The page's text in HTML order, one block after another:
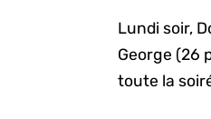
Lundi soir,
George (26
toute la